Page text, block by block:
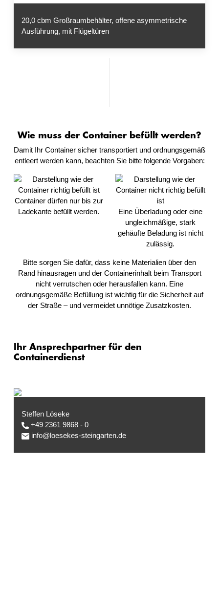
20,0 cbm Großraumbehälter, offene asymmetrische
Ausführung, mit Flügeltüren
Wie muss der Container befüllt werden?
Damit Ihr Container sicher transportiert und ordnungsgemäß
entleert werden kann, beachten Sie bitte folgende Vorgaben:
Container dürfen nur bis zur
Ladekante befüllt werden.
Eine Überladung oder eine
ungleichmäßige, stark
gehäufte Beladung ist nicht
zulässig.
Bitte sorgen Sie dafür, dass keine Materialien über den
Rand hinausragen und der Containerinhalt beim Transport
nicht verrutschen oder herausfallen kann. Eine
ordnungsgemäße Befüllung ist wichtig für die Sicherheit auf
der Straße – und vermeidet unnötige Zusatzkosten.
Ihr Ansprechpartner für den
Containerdienst
Steffen Löseke
+49 2361 9868 - 0
info@loesekes-steingarten.de